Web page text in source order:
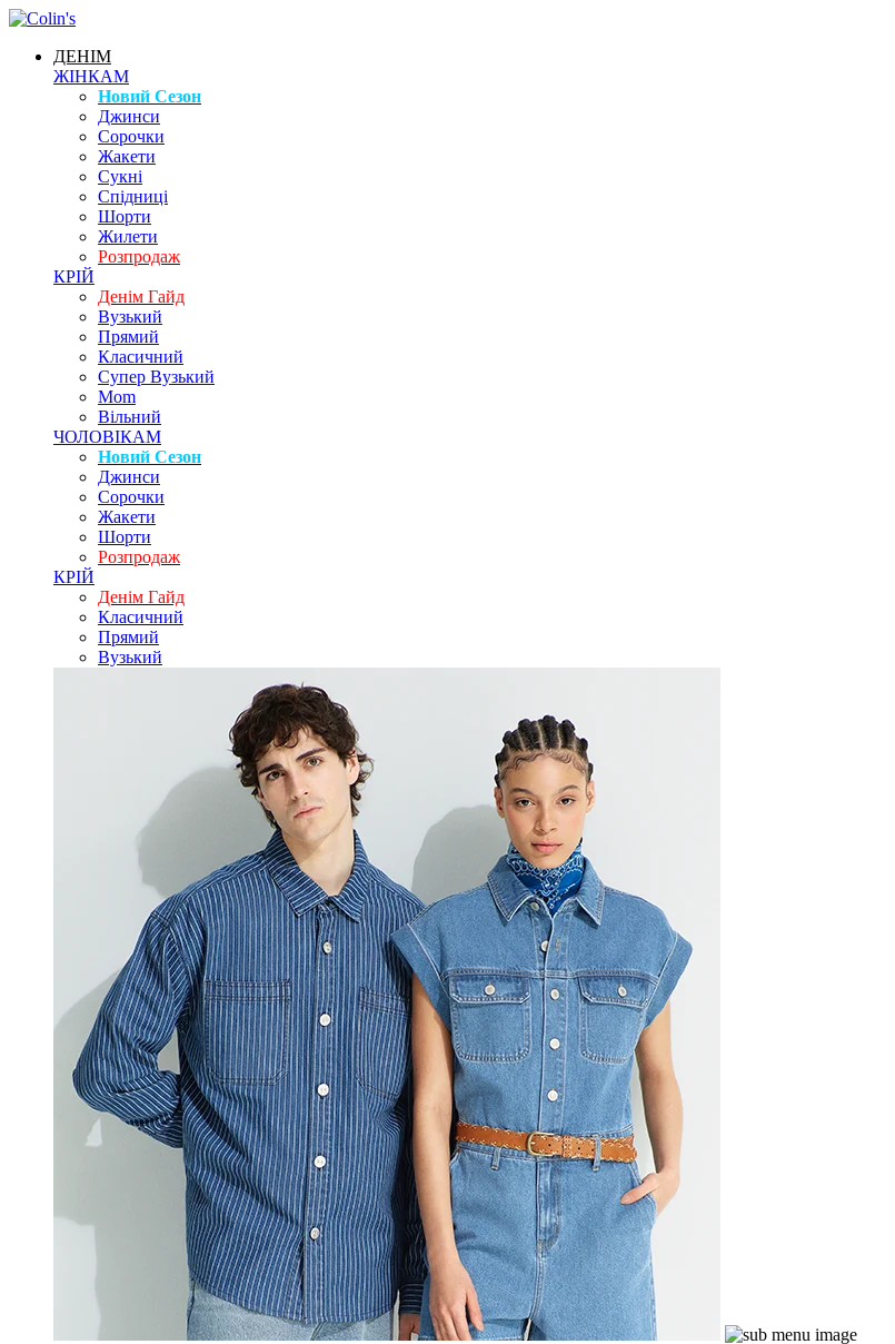
ДЕНІМ
ЖІНКАМ
Новий Сезон
Джинси
Сорочки
Жакети
Сукні
Спідниці
Шорти
Жилети
Розпродаж
КРІЙ
Денім Гайд
Вузький
Прямий
Класичний
Супер Вузький
Mom
Вільний
ЧОЛОВІКАМ
Новий Сезон
Джинси
Сорочки
Жакети
Шорти
Розпродаж
КРІЙ
Денім Гайд
Класичний
Прямий
Вузький